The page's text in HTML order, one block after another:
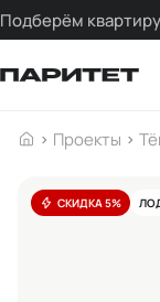
Подберём
Проекты
СКИДКА 5%